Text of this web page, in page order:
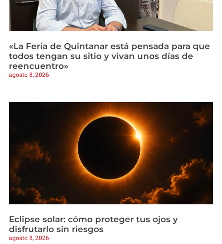
«La Feria de Quintanar está pensada para que
todos tengan su sitio y vivan unos días de
reencuentro»
agosto 8, 2026
Eclipse solar: cómo proteger tus ojos y
disfrutarlo sin riesgos
agosto 8, 2026